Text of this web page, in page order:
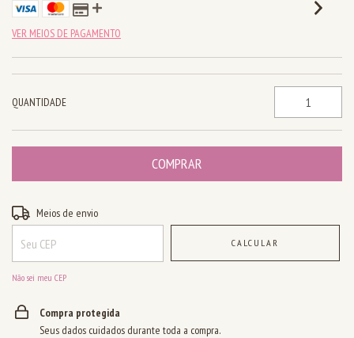
VER MEIOS DE PAGAMENTO
QUANTIDADE
Entregas para o CEP:
Meios de envio
CALCULAR
Não sei meu CEP
Compra protegida
Seus dados cuidados durante toda a compra.